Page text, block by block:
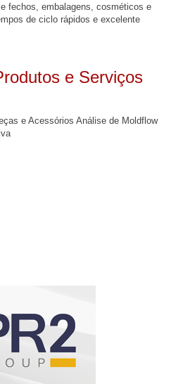
fechos, embalagens, cosméticos e
de ciclo rápidos e excelente
e Serviços
e Acessórios Análise de Moldflow